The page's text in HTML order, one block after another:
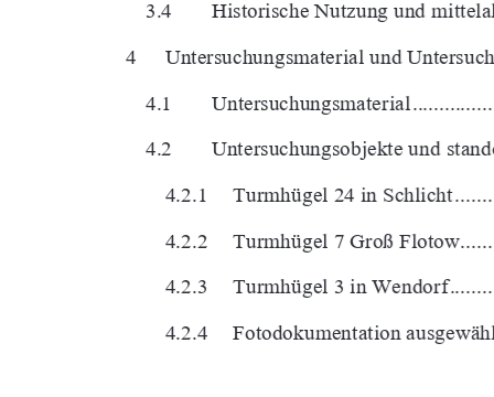
3.4 Historische Nutzung und
4 Untersuchungsmaterial und
4.1       Untersuchungsmaterial
4.2 Untersuchungsobjekte und
4.2.1     Turmhügel 24 in Schlicht
4.2.2     Turmhügel 7 Groß Flotow
4.2.3     Turmhügel 3 in Wendorf
4.2.4     Fotodokumentation